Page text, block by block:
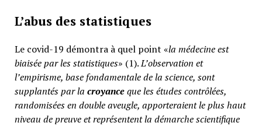
L’abus des statistiques
Le covid-19 démontra à quel point «la médecine est
biaisée par les statistiques» (1).L’observation et
l’empirisme, base fondamentale de la science, sont
supplantés par la croyanceque les études contrôlées,
randomisées en double aveugle, apporteraient le plus haut
niveau de preuve et représentent la démarche scientifique